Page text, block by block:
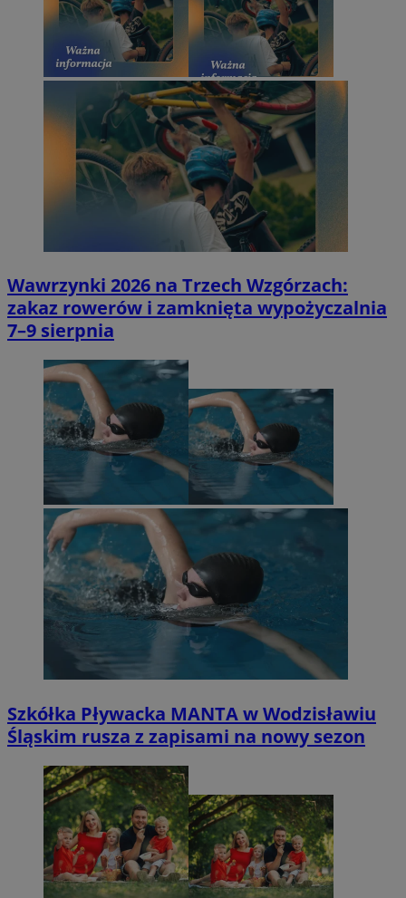
Wawrzynki 2026 na Trzech Wzgórzach:
zakaz rowerów i zamknięta wypożyczalnia
7–9 sierpnia
Szkółka Pływacka MANTA w Wodzisławiu
Śląskim rusza z zapisami na nowy sezon